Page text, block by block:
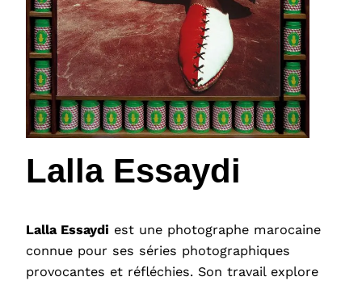
Lalla Essaydi
Lalla Essaydi est une photographe marocaine
connue pour ses séries photographiques
provocantes et réfléchies. Son travail explore